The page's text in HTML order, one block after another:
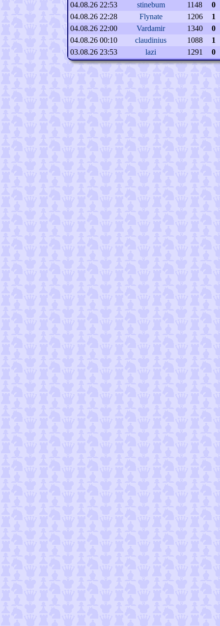
04.08.26 22:53
stinebum 1148
0
04.08.26 22:28
Flynate 1206
1
04.08.26 22:00
Vardamir 1340
0
04.08.26 00:10
claudinius 1088
1
03.08.26 23:53
lazi 1291 0